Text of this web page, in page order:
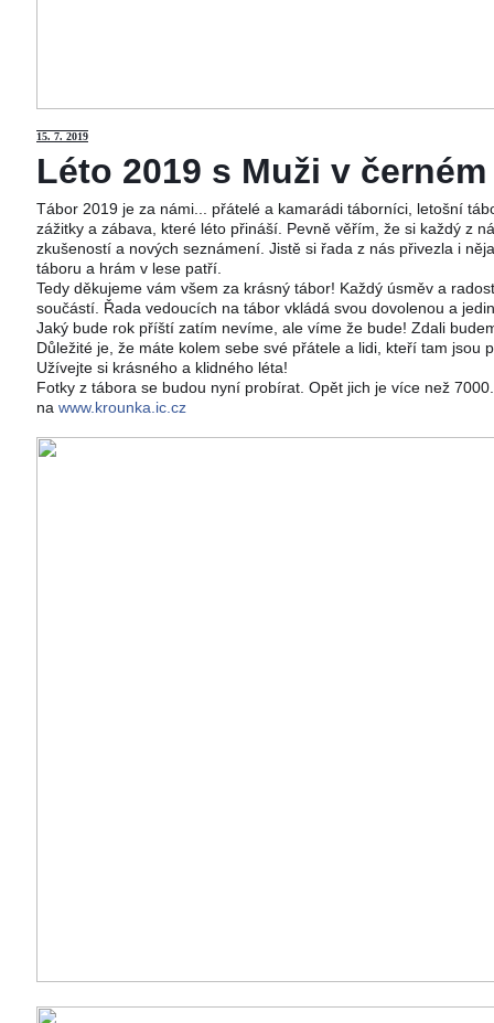
15. 7. 2019
Léto 2019 s Muži v
Tábor 2019 je za námi... přátelé a kamarádi táborníci, letošní
zážitky a zábava, které léto přináší. Pevně věřím, že si každý z
zkušeností a nových seznámení. Jistě si řada z nás přivezla i
táboru a hrám v lese patří.
Tedy děkujeme vám všem za krásný tábor! Každý úsměv a
součástí. Řada vedoucích na tábor vkládá svou dovolenou a
Jaký bude rok příští zatím nevíme, ale víme že bude! Zdali
Důležité je, že máte kolem sebe své přátele a lidi, kteří tam jsou
Užívejte si krásného a klidného léta!
Fotky z tábora se budou nyní probírat. Opět jich je více než
na www.krounka.ic.cz